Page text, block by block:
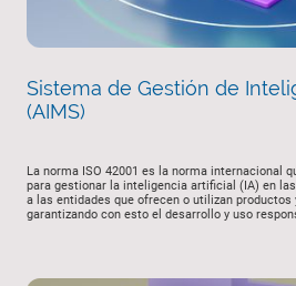
Sistema de Gestión de
(AIMS)
La norma ISO 42001 es la norma internacional
para gestionar la inteligencia artificial (IA) en
a las entidades que ofrecen o utilizan
garantizando con esto el desarrollo y uso